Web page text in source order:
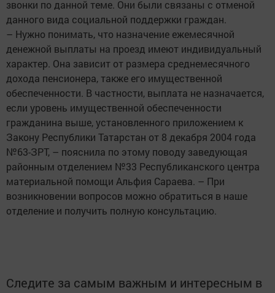
звонки по данной теме. Они были связаны с отменой
данного вида социальной поддержки граждан.
– Нужно понимать, что назначение ежемесячной
денежной выплаты на проезд имеют индивидуальный
характер. Она зависит от размера среднемесячного
дохода пенсионера, также его имущественной
обеспеченности. В частности, выплата не назначается,
если уровень имущественной обеспеченности
гражданина выше, установленного приложением к
Закону Республики Татарстан от 8 декабря 2004 года
№63-ЗРТ, – пояснила по этому поводу заведующая
районным отделением №33 Республиканского центра
материальной помощи Альфия Сараева. – При
возникновении вопросов можно обратиться в наше
отделение и получить полную консультацию.
Следите за самым важным и интересным в